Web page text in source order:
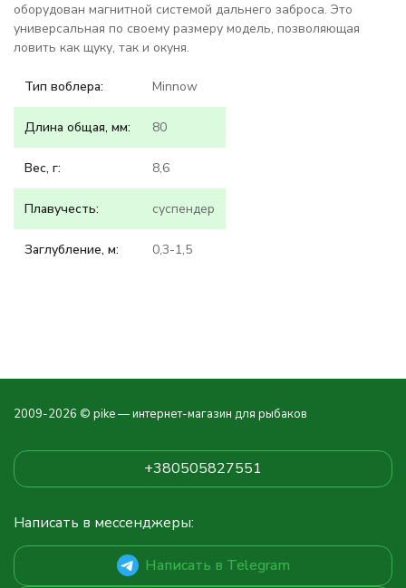
оборудован магнитной системой дальнего заброса. Это
универсальная по своему размеру модель, позволяющая
ловить как щуку, так и окуня.
Тип воблера: Minnow
Длина общая, мм: 80
Вес, г: 8,6
Плавучесть: суспендер
Заглубление, м: 0,3-1,5
2009-2026 © pike — интернет-магазин для рыбаков
+380505827551
Написать в мессенджеры:
Написать в Telegram